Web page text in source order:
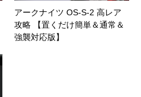
アークナイツ OS-S-2 高レア
攻略 【置くだけ簡単＆通常＆
強襲対応版】